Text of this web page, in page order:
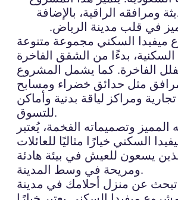
ومرافقه الراقية، بالإضافة
في قلب مدينة الرياض.
ميفيدا السكني مجموعة متنوعة
بدءًا من الشقق الفاخرة
الفاخرة. كما يشمل المشروع
مثل حدائق خضراء ومسابح
ومراكز لياقة بدنية وأماكن
للتسوق.
وتصميماته الفخمة، يُعتبر
السكني خيارًا مثاليًا للعائلات
يسعون للعيش في بيئة هادئة
ومريحة في وسط المدينة.
تبحث عن منزل أحلامك في مدينة